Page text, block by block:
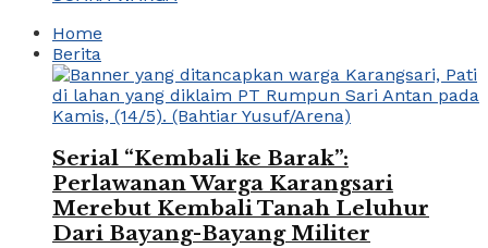
Home
Berita
Serial “Kembali ke Barak”:
Perlawanan Warga Karangsari
Merebut Kembali Tanah Leluhur
Dari Bayang-Bayang Militer